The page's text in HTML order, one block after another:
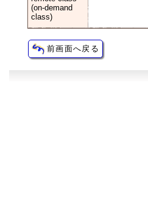
(on-demand
class)